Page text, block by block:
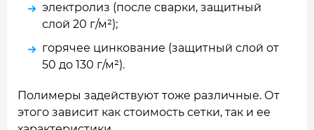
электролиз (после сварки, защитный
слой 20 г/м²);
горячее цинкование (защитный слой от
50 до 130 г/м²).
Полимеры задействуют тоже различные. От
этого зависит как стоимость сетки, так и ее